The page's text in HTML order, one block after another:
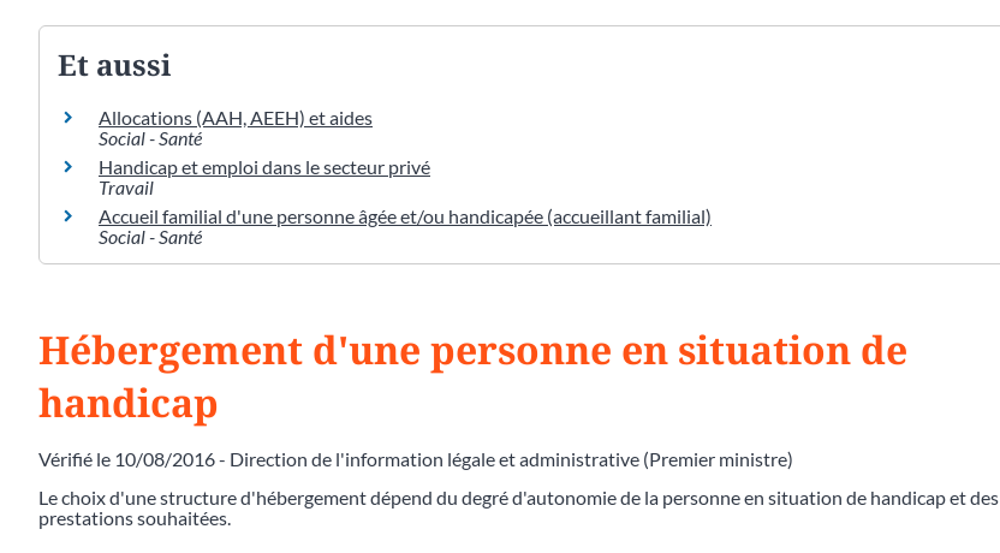
Et aussi
Allocations (AAH, AEEH) et aides
Social - Santé
Handicap et emploi dans le secteur privé
Travail
Accueil familial d'une personne âgée et/ou handicapée (accueillant familial)
Social - Santé
Hébergement d'une personne en situation de
handicap
Vérifié le 10/08/2016 - Direction de l'information légale et administrative (Premier ministre)
Le choix d'une structure d'hébergement dépend du degré d'autonomie de la personne en situation de handicap et des
prestations souhaitées.